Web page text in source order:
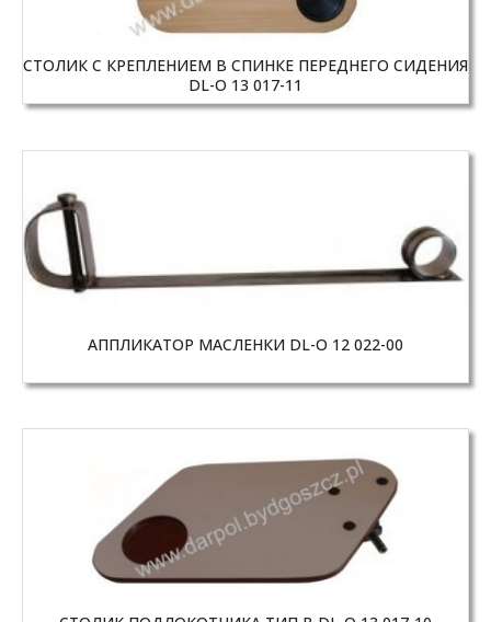
СТОЛИК С КРЕПЛЕНИЕМ В СПИНКЕ ПЕРЕДНЕГО СИДЕНИЯ
DL-O 13 017-11
АППЛИКАТОР МАСЛЕНКИ DL-O 12 022-00